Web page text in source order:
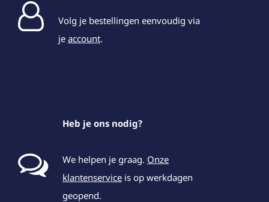
Volg je bestellingen eenvoudig via
je account.
Heb je ons nodig?
We helpen je graag. Onze
klantenservice is op werkdagen
geopend.